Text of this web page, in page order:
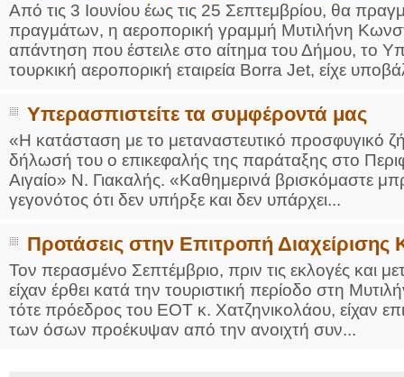
Από τις 3 Ιουνίου έως τις 25 Σεπτεμβρίου, θα
πραγμάτων, η αεροπορική γραμμή Μυτιλήνη
απάντηση που έστειλε στο αίτημα του Δήμου, το
τουρκική αεροπορική εταιρεία Borra Jet, είχε
Υπερασπιστείτε τα συμφέροντά μας
«Η κατάσταση με το μεταναστευτικό προσφυγικό
δήλωσή του ο επικεφαλής της παράταξης στο
Αιγαίο» Ν. Γιακαλής. «Καθημερινά βρισκόμαστε
γεγονότος ότι δεν υπήρξε και δεν υπάρχει...
Προτάσεις στην Επιτροπή Διαχείρισης
Τον περασμένο Σεπτέμβριο, πριν τις εκλογές και
είχαν έρθει κατά την τουριστική περίοδο στη
τότε πρόεδρος του ΕΟΤ κ. Χατζηνικολάου, είχαν
των όσων προέκυψαν από την ανοιχτή συν...